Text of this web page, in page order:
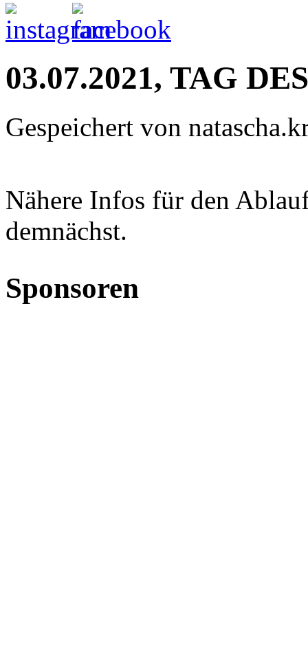
03.07.2021, TAG
Gespeichert von
Nähere Infos für den
demnächst.
Sponsoren